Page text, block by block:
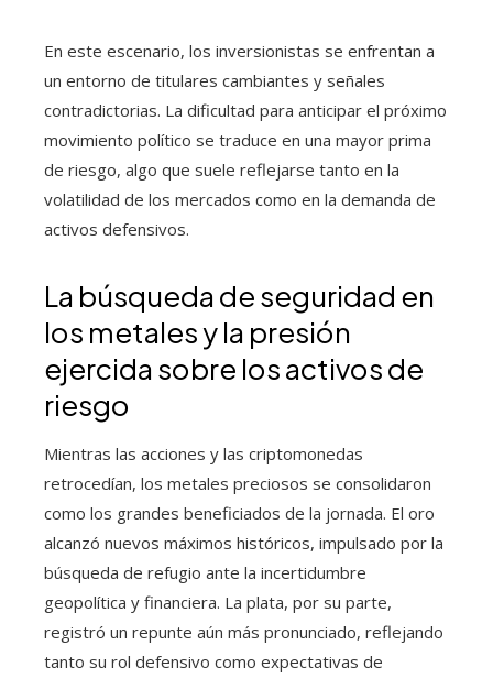
En este escenario, los inversionistas se enfrentan a
un entorno de titulares cambiantes y señales
contradictorias. La dificultad para anticipar el próximo
movimiento político se traduce en una mayor prima
de riesgo, algo que suele reflejarse tanto en la
volatilidad de los mercados como en la demanda de
activos defensivos.
La búsqueda de seguridad en
los metales y la presión
ejercida sobre los activos de
riesgo
Mientras las acciones y las criptomonedas
retrocedían, los metales preciosos se consolidaron
como los grandes beneficiados de la jornada. El oro
alcanzó nuevos máximos históricos, impulsado por la
búsqueda de refugio ante la incertidumbre
geopolítica y financiera. La plata, por su parte,
registró un repunte aún más pronunciado, reflejando
tanto su rol defensivo como expectativas de